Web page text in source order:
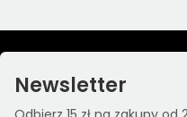
Newsletter